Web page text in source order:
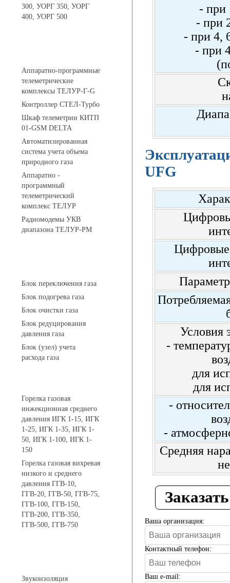
300, УОРГ 350, УОРГ
400, УОРГ 500
Аппаратно-программные
телеметрические
комплексы ТЕЛУР-Г-G
Контроллер СТЕЛ-Турбо
Шкаф телеметрии КИТП
01-GSM DELTA
Автоматизированная
система учета объема
природного газа
Аппаратно -
программный
телеметрический
комплекс ТЕЛУР
Радиомодемы УКВ
диапазона ТЕЛУР-РМ
Блок переключения газа
Блок подогрева газа
Блок очистки газа
Блок редуцирования
давления газа
Блок (узел) учета
расхода газа
Горелка газовая
инжекционная среднего
давления ИГК 1-15, ИГК
1-25, ИГК 1-35, ИГК 1-
50, ИГК 1-100, ИГК 1-
150
Горелка газовая вихревая
низкого и среднего
давления ГГВ-10,
ГГВ-20, ГГВ-50, ГГВ-75,
ГГВ-100, ГГВ-150,
ГГВ-200, ГГВ-350,
ГГВ-500, ГГВ-750
Звукоизоляция
- при
- при
- при 4,
- при
UFG
Цифровые
Условия
-
для
для
-
-
Средняя
Ваша организация:
Контактный телефон:
Ваш e-mail: